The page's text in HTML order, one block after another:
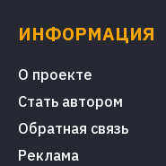
ИНФОРМАЦИЯ
О проекте
Стать автором
Обратная связь
Реклама